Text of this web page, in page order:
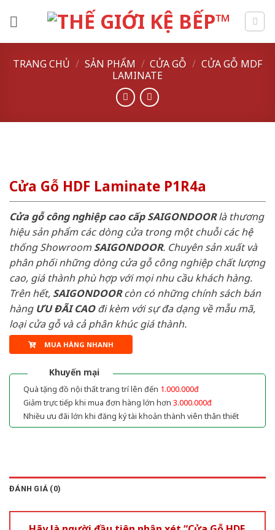
TRANG CHỦ / SẢN PHẨM / CỬA GỖ / CỬA GỖ MDF
LAMINATE
Cửa Gỗ HDF Laminate P1R4a
Cửa gỗ công nghiệp cao cấp SAIGONDOORlà thương
hiệu sản phẩm các dòng cửa trong một chuỗi các hệ
thống ShowroomSAIGONDOOR. Chuyên sản xuất và
phân phối những dòng cửa gỗ công nghiệp chất lượng
cao, giá thành phù hợp với mọi nhu cầu khách hàng.
Trên hết, SAIGONDOORcòn có những chính sách bán
hàng ƯU ĐÃI CAOđi kèm với sự đa dạng về mẫu mã,
loại cửa gỗ và cả phân khúc giá thành.
MUA HÀNG NHANH
Khuyến mại
Quà tặng đồ nội thất trang trí lên đến 1.000.000đ
Giảm trực tiếp khi mua đơn hàng lớn hơn 3.000.000đ
Nhiều ưu đãi lớn khi đăng ký tài khoản thành viên thân thiết
ĐÁNH GIÁ (0)